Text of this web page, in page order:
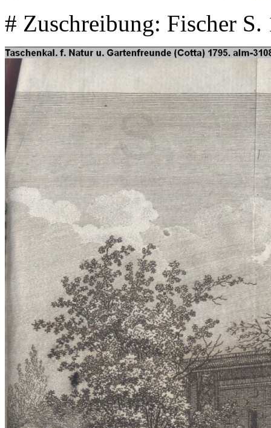
# Zuschreibung: Fischer S.